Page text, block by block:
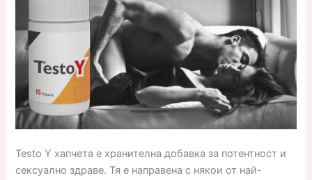
Testo Y хапчета е хранителна добавка за потентност и
сексуално здраве. Тя е направена с някои от най-